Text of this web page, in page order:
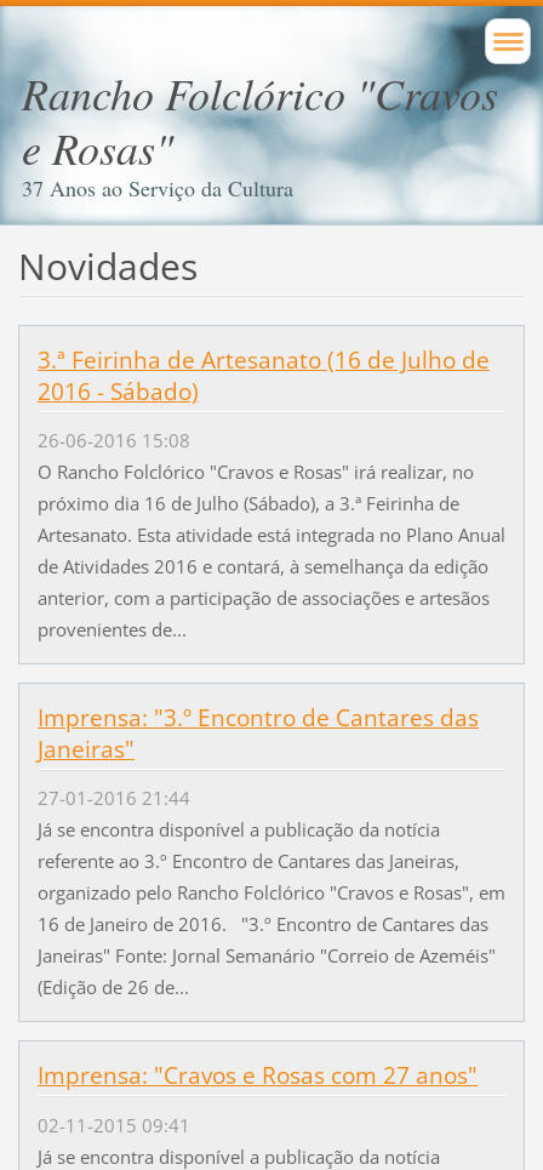
Rancho Folclórico "Cravos
e Rosas"
37 Anos ao Serviço da Cultura
Novidades
3.ª Feirinha de Artesanato (16 de Julho de
2016 - Sábado)
26-06-2016 15:08
O Rancho Folclórico "Cravos e Rosas" irá realizar, no
próximo dia 16 de Julho (Sábado), a 3.ª Feirinha de
Artesanato. Esta atividade está integrada no Plano Anual
de Atividades 2016 e contará, à semelhança da edição
anterior, com a participação de associações e artesãos
provenientes de...
Imprensa: "3.º Encontro de Cantares das
Janeiras"
27-01-2016 21:44
Já se encontra disponível a publicação da notícia
referente ao 3.º Encontro de Cantares das Janeiras,
organizado pelo Rancho Folclórico "Cravos e Rosas", em
16 de Janeiro de 2016. "3.º Encontro de Cantares das
Janeiras" Fonte: Jornal Semanário "Correio de Azeméis"
(Edição de 26 de...
Imprensa: "Cravos e Rosas com 27 anos"
02-11-2015 09:41
Já se encontra disponível a publicação da notícia